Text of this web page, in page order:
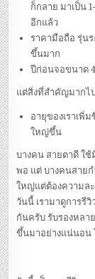
ก็กลาย มาเป็น
อีกแล้ว
ราคามือถือ รุ่น
ขึ้นมาก
ปีก่อนจอขนาด
แต่สิ่งที่สำคัญมากไ
อายุของเราเพิ่
ใหญ่ขึ้น
บางคน สายตาดี ใ
พอ แต่ บางคนสายก
ใหญ่แต่ต้องความละ
วันนี้ เรามาดูการรี
กันครับ รับรองหลา
ขึ้นมาอย่างแน่นอน